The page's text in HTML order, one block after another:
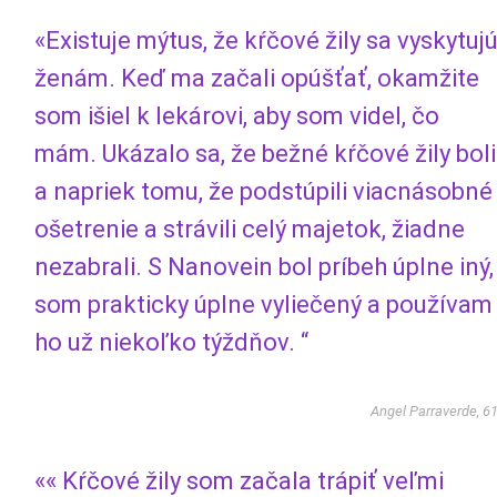
«Existuje mýtus, že kŕčové žily sa vyskytujú
ženám. Keď ma začali opúšťať, okamžite
som išiel k lekárovi, aby som videl, čo
mám. Ukázalo sa, že bežné kŕčové žily boli
a napriek tomu, že podstúpili viacnásobné
ošetrenie a strávili celý majetok, žiadne
nezabrali. S Nanovein bol príbeh úplne iný,
som prakticky úplne vyliečený a používam
ho už niekoľko týždňov. “
Angel Parraverde, 61
«« Kŕčové žily som začala trápiť veľmi